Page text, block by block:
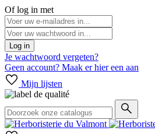
Of log in met
Log in
Je wachtwoord vergeten?
Geen account? Maak er hier een aan
Mijn lijsten